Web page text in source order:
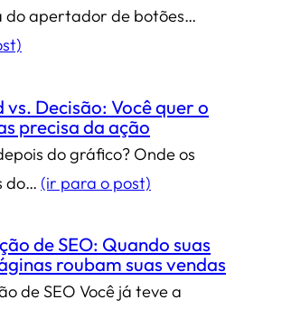
do apertador de botões…
Decisão: Você quer o
precisa da ação
do gráfico? Onde os
do… (ir para o post)
de SEO: Quando suas
roubam suas vendas
de SEO Você já teve a